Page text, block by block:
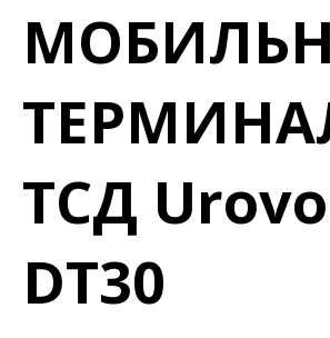
ТСД Urovo
DT30